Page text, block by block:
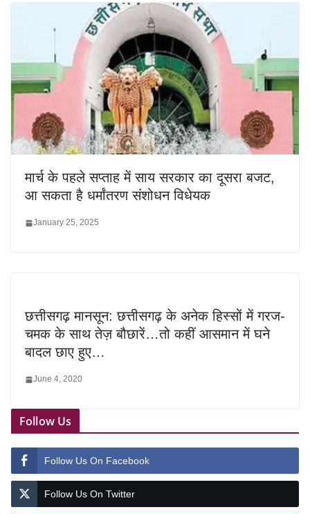
मार्च के पहले सप्ताह में साय सरकार का दूसरा बजट,
आ सकता है धर्मांतरण संशोधन विधेयक
January 25, 2025
छत्तीसगढ़ मानसून: छत्तीसगढ़ के अनेक हिस्सों में गरज-
चमक के साथ तेज़ बौछारें…तो कहीं आसमान में घने
बादल छाए हुए…
June 4, 2020
Follow Us
Follow Us On Facebook
Follow Us On Twitter